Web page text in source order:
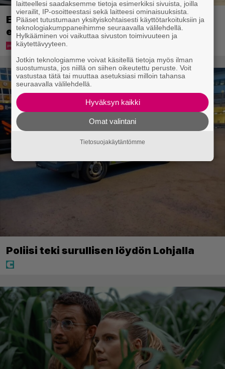
Eppu Normaalin viimeinen konsertti
esitetään Ylellä
Poliisi teki surullisen löydön Lohjalla
laitteellesi saadaksemme tietoja esimerkiksi sivuista, joilla
vierailit, IP-osoitteestasi sekä laitteesi ominaisuuksista.
Pääset tutustumaan yksityiskohtaisesti käyttötarkoituksiin ja
teknologiakumppaneihimme seuraavalla välilehdellä.
Hylkääminen voi vaikuttaa sivuston toimivuuteen ja
käytettävyyteen.
Jotkin teknologiamme voivat käsitellä tietoja myös ilman
suostumusta, jos niillä on siihen oikeutettu peruste. Voit
vastustaa tätä tai muuttaa asetuksiasi milloin tahansa
seuraavalla välilehdellä.
Hyväksyn kaikki
Omat valintani
Tietosuojakäytäntömme